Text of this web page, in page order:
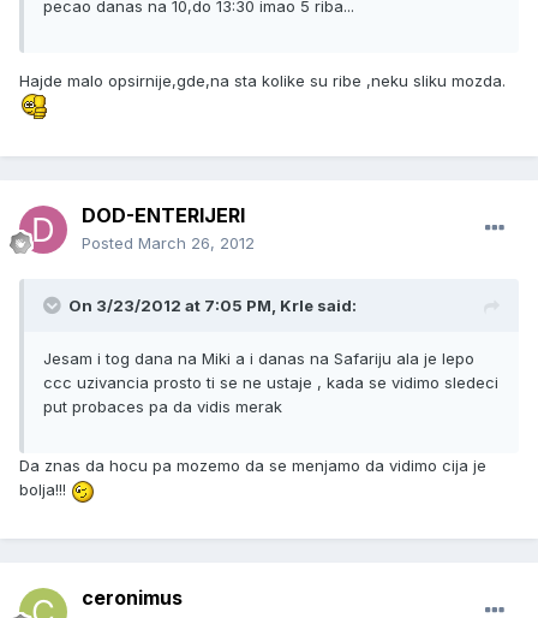
pecao danas na 10,do 13:30 imao 5 riba...
Hajde malo opsirnije,gde,na sta kolike su ribe ,neku sliku mozda.
DOD-ENTERIJERI
Posted March 26, 2012
On 3/23/2012 at 7:05 PM, Krle said:
Jesam i tog dana na Miki a i danas na Safariju ala je lepo
ccc uzivancia prosto ti se ne ustaje , kada se vidimo sledeci
put probaces pa da vidis merak
Da znas da hocu pa mozemo da se menjamo da vidimo cija je
bolja!!!
ceronimus